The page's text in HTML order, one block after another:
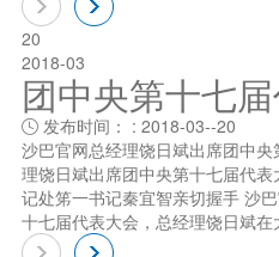
20
2018-03
团中央第十七
发布时间： : 2018-03--20
沙巴官网总经理饶日斌出席团中
理饶日斌出席团中央第十七届代
记处笫一书记秦宜智亲切握手 沙
十七届代表大会，总经理饶日斌